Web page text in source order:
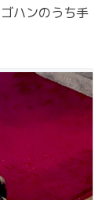
ハンのうち手